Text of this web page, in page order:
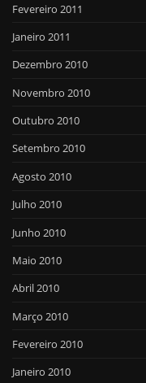
Fevereiro 2011
Janeiro 2011
Dezembro 2010
Novembro 2010
Outubro 2010
Setembro 2010
Agosto 2010
Julho 2010
Junho 2010
Maio 2010
Abril 2010
Março 2010
Fevereiro 2010
Janeiro 2010